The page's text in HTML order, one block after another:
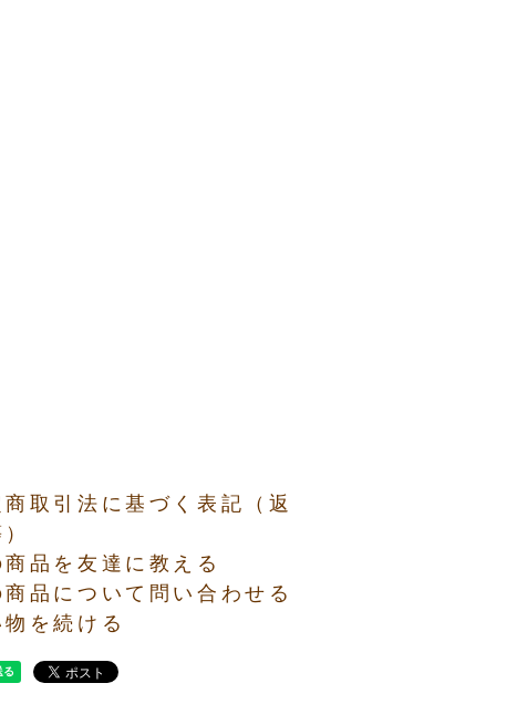
商取引法に基づく表記（返
商品を友達に教える
商品について問い合わせる
物を続ける